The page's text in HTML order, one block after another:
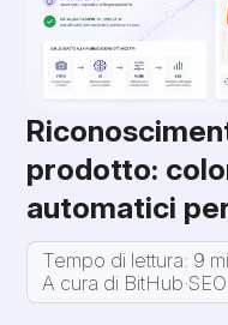
prodotto:
automatici
Tempo di lettura: 9
A cura di BitHub·